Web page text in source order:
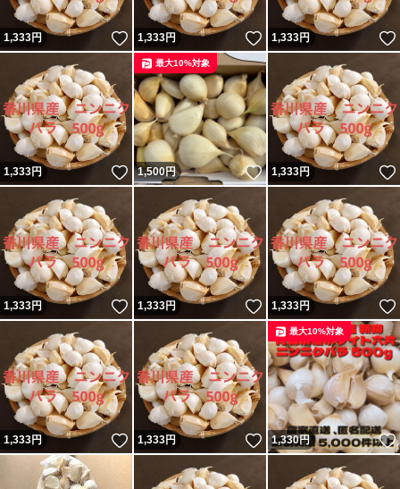
1,333円 いいね！
1,333円 いいね！
1,333円
1,333円 いいね！
1,500円 いいね！
最大10%対象
1,333円
1,333円 いいね！
1,333円 いいね！
1,333円
1,333円 いいね！
1,333円 いいね！
1,330円
最大10%対象